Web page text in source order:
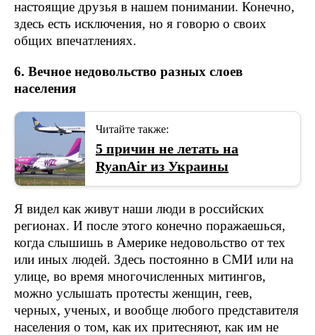
настоящие друзья в нашем понимании. Конечно,
здесь есть исключения, но я говорю о своих
общих впечатлениях.
6. Вечное недовольство разных слоев
населения
Читайте также:
5 причин не летать на
RyanAir из Украины
Я видел как живут наши люди в российских
регионах. И после этого конечно поражаешься,
когда слышишь в Америке недовольство от тех
или иных людей. Здесь постоянно в СМИ или на
улице, во время многочисленных митингов,
можно услышать протесты женщин, геев,
черных, ученых, и вообще любого представителя
населения о том, как их притесняют, как им не